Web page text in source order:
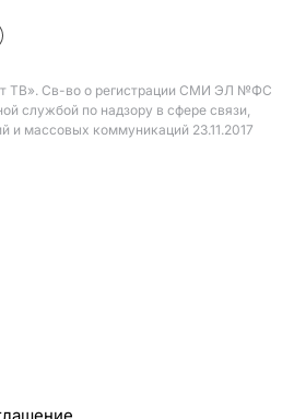
ТВ». Св-во о регистрации СМИ ЭЛ №ФС
службой по надзору в сфере связи,
и массовых коммуникаций 23.11.2017